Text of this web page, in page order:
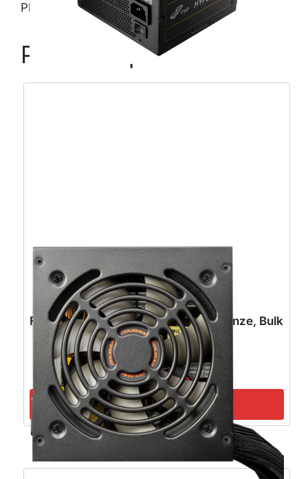
Platinum
Povezani proizvodi
FSP HYPER 80+ PRO 550W, 80+ Bronze, Bulk
– 9PA5509407
55,14€ 49,62€
Pročitaj više